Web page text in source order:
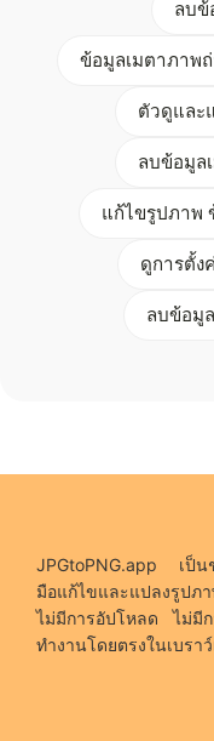
ลบข้
ข้อมูลเมตาภาพ
ตัวดูและ
ลบข้อมูล
แก้ไขรูปภาพ
ดูการตั้ง
ลบข้อมู
JPGtoPNG.app เป็น
มือแก้ไขและแปลงรูป
ไม่มีการอัปโหลด ไม่
ทำงานโดยตรงในเบรา